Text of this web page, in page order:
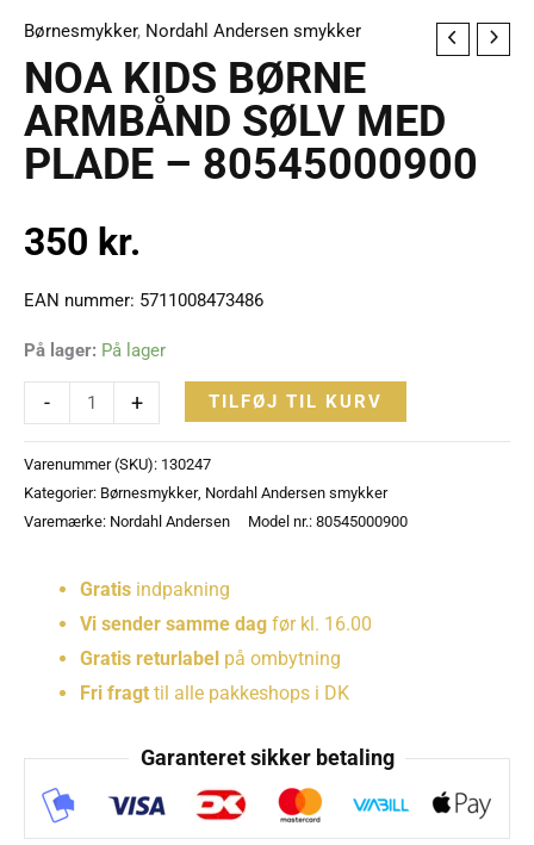
Børnesmykker, Nordahl Andersen smykker
NOA KIDS BØRNE
ARMBÅND SØLV MED
PLADE – 80545000900
350 kr.
EAN nummer: 5711008473486
På lager: På lager
-
NOA
KIDS
BØRNE
ARMBÅND
SØLV
PLADE
80545000900
+ TILFØJ TIL KURV
Varenummer (SKU): 130247
Kategorier: Børnesmykker, Nordahl Andersen smykker
Varemærke: Nordahl Andersen Model nr.: 80545000900
Gratis indpakning
Vi sender samme dag før kl. 16.00
Gratis returlabel på ombytning
Fri fragt til alle pakkeshops i DK
Garanteret sikker betaling